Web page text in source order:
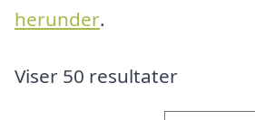
herunder.
Viser 50 resultater